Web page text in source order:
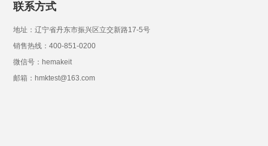
联系方式
地址：辽宁省丹东市振兴区立交新路17-5号
销售热线：400-851-0200
微信号：hemakeit
邮箱：hmktest@163.com